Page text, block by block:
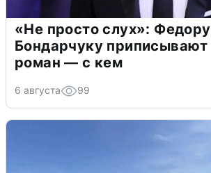
«Не просто слух»: Федору
Бондарчуку
роман — с кем
6 августа 99